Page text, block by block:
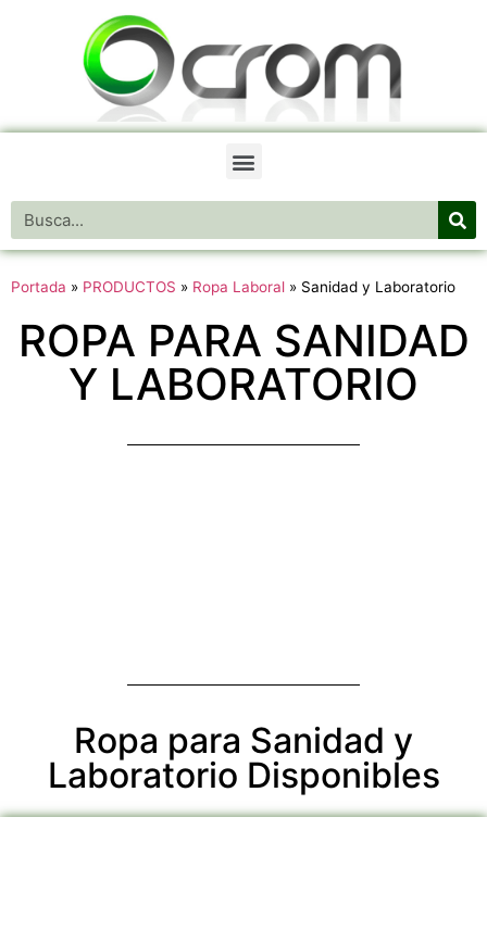
Portada » PRODUCTOS » Ropa Laboral » Sanidad y Laboratorio
ROPA PARA SANIDAD
Y LABORATORIO
Ropa para Sanidad y
Laboratorio Disponibles